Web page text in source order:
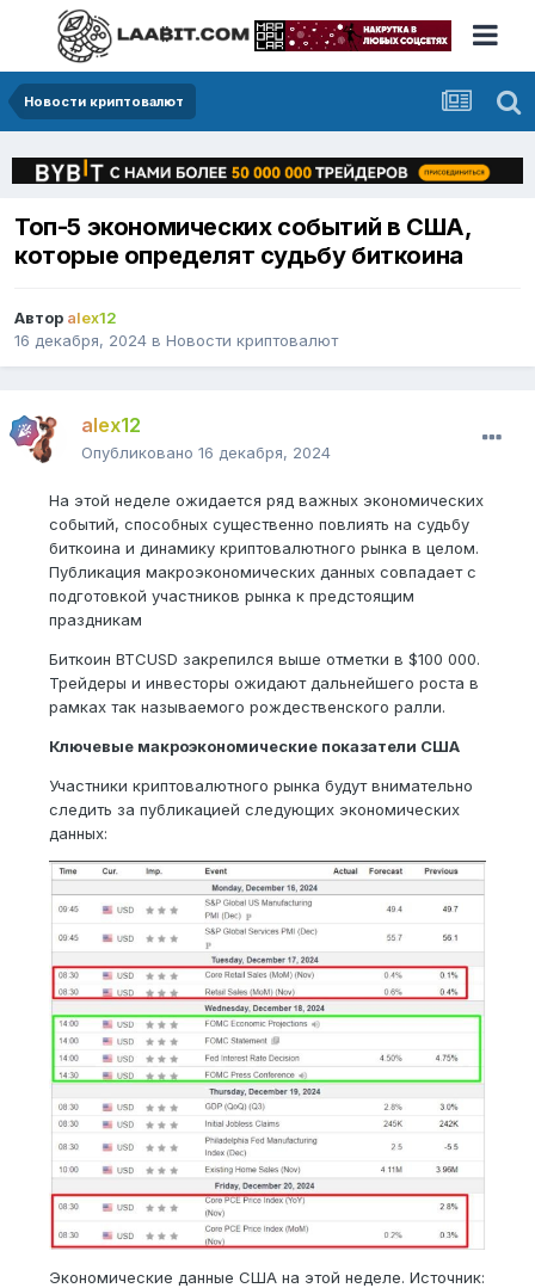
Новости криптовалют
Топ-5 экономических событий в США,
которые определят судьбу биткоина
Автор alex12
16 декабря, 2024 в Новости криптовалют
alex12
Опубликовано 16 декабря, 2024
На этой неделе ожидается ряд важных экономических
событий, способных существенно повлиять на судьбу
биткоина и динамику криптовалютного рынка в целом.
Публикация макроэкономических данных совпадает с
подготовкой участников рынка к предстоящим
праздникам
Биткоин BTCUSD закрепился выше отметки в $100 000.
Трейдеры и инвесторы ожидают дальнейшего роста в
рамках так называемого рождественского ралли.
Ключевые макроэкономические показатели США
Участники криптовалютного рынка будут внимательно
следить за публикацией следующих экономических
данных:
Экономические данные США на этой неделе. Источник: